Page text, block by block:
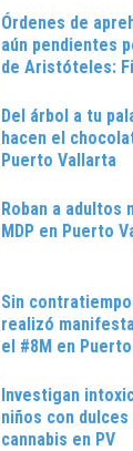
Órdenes de
aún pendientes
de Aristóteles:
Del árbol a tu
hacen el
Puerto Vallarta
Roban a adultos
MDP en Puerto
Sin
realizó
el #8M en
Investigan
niños con dulces
cannabis en PV